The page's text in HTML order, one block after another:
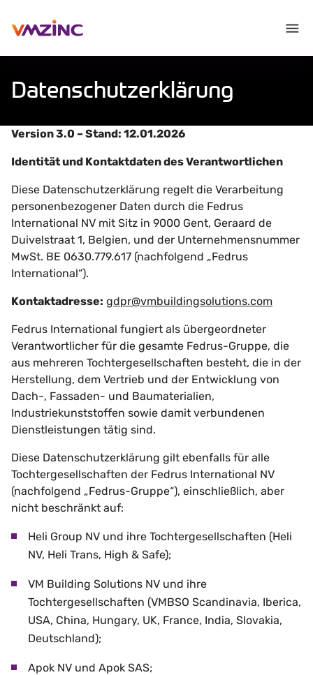
Datenschutzerklärung
Version 3.0 – Stand: 12.01.2026
Identität und Kontaktdaten des Verantwortlichen
Diese Datenschutzerklärung regelt die Verarbeitung
personenbezogener Daten durch die Fedrus
International NV mit Sitz in 9000 Gent, Geraard de
Duivelstraat 1, Belgien, und der Unternehmensnummer
MwSt. BE 0630.779.617 (nachfolgend „Fedrus
International“).
Kontaktadresse: gdpr@vmbuildingsolutions.com
Fedrus International fungiert als übergeordneter
Verantwortlicher für die gesamte Fedrus-Gruppe, die
aus mehreren Tochtergesellschaften besteht, die in der
Herstellung, dem Vertrieb und der Entwicklung von
Dach-, Fassaden- und Baumaterialien,
Industriekunststoffen sowie damit verbundenen
Dienstleistungen tätig sind.
Diese Datenschutzerklärung gilt ebenfalls für alle
Tochtergesellschaften der Fedrus International NV
(nachfolgend „Fedrus-Gruppe“), einschließlich, aber
nicht beschränkt auf:
Heli Group NV und ihre Tochtergesellschaften (Heli
NV, Heli Trans, High & Safe);
VM Building Solutions NV und ihre
Tochtergesellschaften (VMBSO Scandinavia, Iberica,
USA, China, Hungary, UK, France, India, Slovakia,
Deutschland);
Apok NV und Apok SAS;